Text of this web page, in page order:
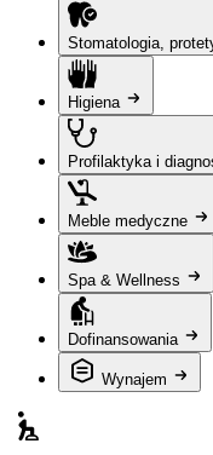
Stomatologia,
Higiena
Profilaktyka i
Meble medyczne
Spa & Wellness
Dofinansowania
Wynajem